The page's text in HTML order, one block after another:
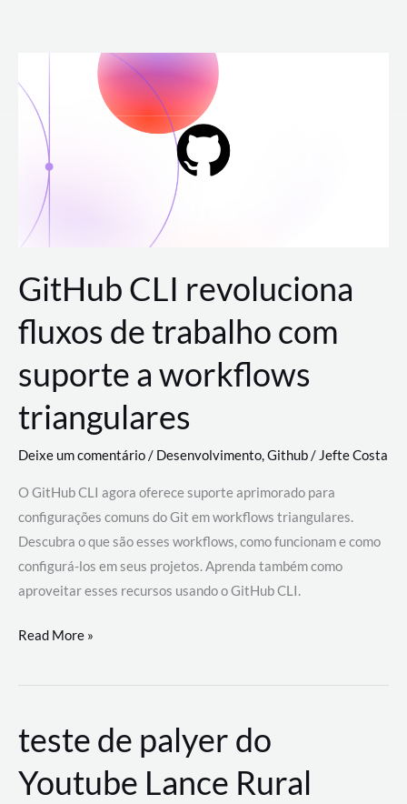
para
conteúdo
GitHub CLI revoluciona
fluxos de trabalho com
suporte a workflows
triangulares
Deixe um comentário/ Desenvolvimento,Github/ Jefte Costa
O GitHub CLI agora oferece suporte aprimorado para
configurações comuns do Git em workflows triangulares.
Descubra o que são esses workflows, como funcionam e como
configurá-los em seus projetos. Aprenda também como
aproveitar esses recursos usando o GitHub CLI.
GitHub
revoluciona
de
trabalho
com
Read More »
teste de palyer do
Youtube Lance Rural